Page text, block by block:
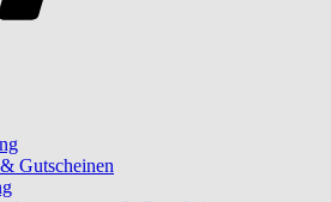
Gutscheinen